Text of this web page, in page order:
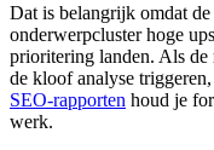
Dat is belangrijk omdat de
onderwerpcluster hoge
prioritering landen. Als
de kloof analyse
SEO-rapporten houd je
werk.